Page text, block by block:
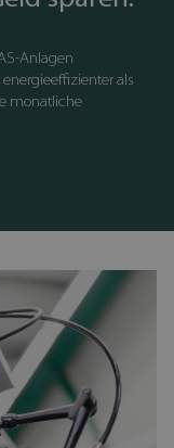
Anlagen
als
monatliche